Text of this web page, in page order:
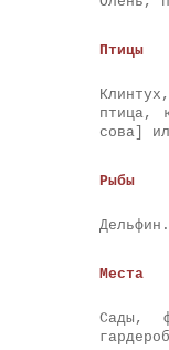
Птицы
птица,
сова]
Рыбы
Дельфин.
Места
Сады,